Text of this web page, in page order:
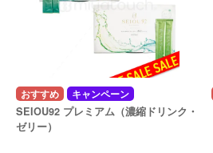
キャンペーン
SEIOU92 プレミアム（濃縮ドリンク・
ゼリー）